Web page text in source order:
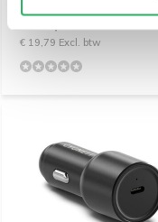
€ 23,95
€ 19,79 Excl. btw